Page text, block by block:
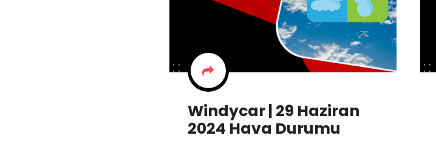
Windycar | 29 Haziran
2024 Hava Durumu